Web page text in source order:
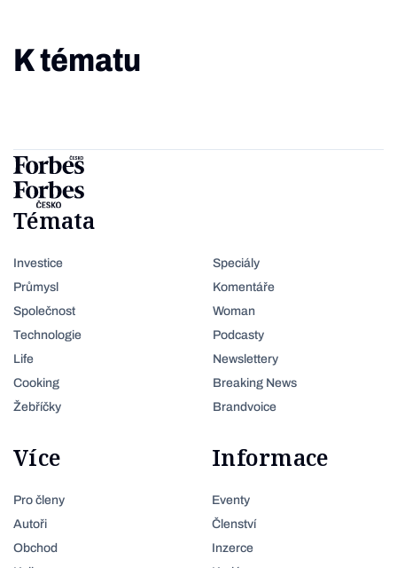
K tématu
Témata
Investice
Průmysl
Společnost
Technologie
Life
Cooking
Žebříčky
Speciály
Komentáře
Woman
Podcasty
Newslettery
Breaking News
Brandvoice
Více
Pro členy
Autoři
Obchod
Informace
Eventy
Členství
Inzerce